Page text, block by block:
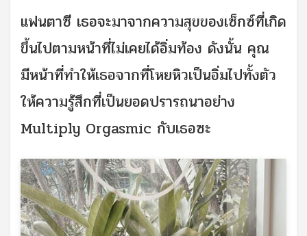
แฟนตาซี เธอจะมาจากความสุขของเซ็กซ์ที่เกิด
ขึ้นไปตามหน้าที่ไม่เคยได้อิ่มท้อง ดังนั้น คุณ
มีหน้าที่ทำให้เธอจากที่โหยหิวเป็นอิ่มไปทั้งตัว
ให้ความรู้สึกที่เป็นยอดปรารถนาอย่าง
Multiply Orgasmic กับเธอซะ